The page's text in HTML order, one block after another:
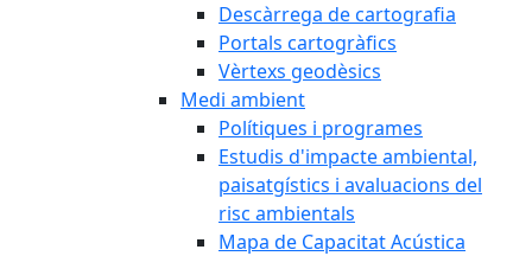
Descàrrega de cartografia
Portals cartogràfics
Vèrtexs geodèsics
Medi ambient
Polítiques i programes
Estudis d'impacte ambiental,
paisatgístics i avaluacions del
risc ambientals
Mapa de Capacitat Acústica